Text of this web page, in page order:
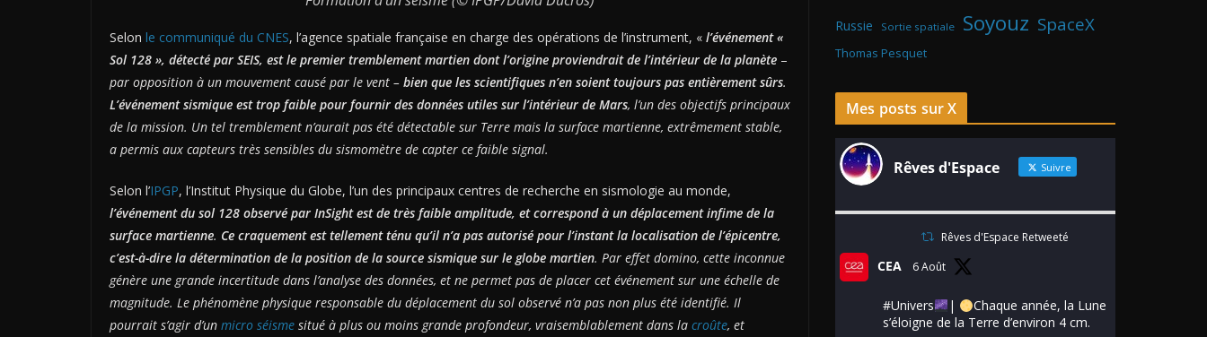
Selon le communiqué du CNES, l’agence spatiale française en charge des opérations de l’instrument, « l’événement «
Sol 128 », détecté par SEIS, est le premier tremblement martien dont l’origine proviendrait de l’intérieur de la planète –
par opposition à un mouvement causé par le vent – bien que les scientifiques n’en soient toujours pas entièrement sûrs.
L’événement sismique est trop faible pour fournir des données utiles sur l’intérieur de Mars, l’un des objectifs principaux
de la mission. Un tel tremblement n’aurait pas été détectable sur Terre mais la surface martienne, extrêmement stable,
a permis aux capteurs très sensibles du sismomètre de capter ce faible signal.
Selon l’IPGP, l’Institut Physique du Globe, l’un des principaux centres de recherche en sismologie au monde,
l’événement du sol 128 observé par InSight est de très faible amplitude, et correspond à un déplacement infime de la
surface martienne. Ce craquement est tellement ténu qu’il n’a pas autorisé pour l’instant la localisation de l’épicentre,
c’est-à-dire la détermination de la position de la source sismique sur le globe martien. Par effet domino, cette inconnue
génère une grande incertitude dans l’analyse des données, et ne permet pas de placer cet événement sur une échelle de
magnitude. Le phénomène physique responsable du déplacement du sol observé n’a pas non plus été identifié. Il
pourrait s’agir d’un micro séisme situé à plus ou moins grande profondeur, vraisemblablement dans la croûte, et
Russie Sortie spatiale Soyouz SpaceX
Thomas Pesquet
Mes posts sur X
Rêves d'Espace Suivre
Rêves d'Espace Retweeté
CEA 6 Août
#Univers |
Chaque année, la Lune
s’éloigne de la Terre d’environ 4 cm.